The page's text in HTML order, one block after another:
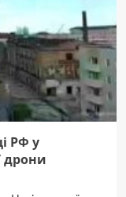
РФ у
дрони